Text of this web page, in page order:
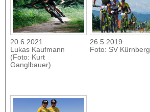
20.6.2021
Lukas Kaufmann
(Foto: Kurt
Ganglbauer)
26.5.2019
Foto: SV Kürnberg